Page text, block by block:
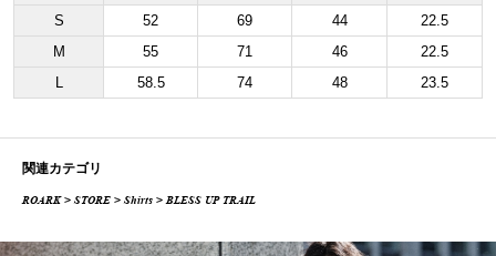
S
52 69 44
22.5
M
55 71 46
22.5
L
58.5 74 48 23.5
関連カテゴリ
ROARK>STORE >Shirts > BLESS UP TRAIL